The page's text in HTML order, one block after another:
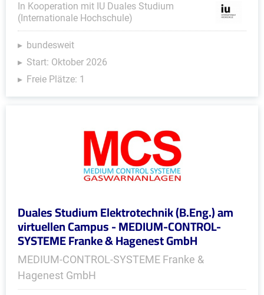
In Kooperation mit IU Duales Studium
(Internationale Hochschule)
bundesweit
Start: Oktober 2026
Freie Plätze: 1
Duales Studium Elektrotechnik (B.Eng.) am
virtuellen Campus - MEDIUM-CONTROL-
SYSTEME Franke & Hagenest GmbH
MEDIUM-CONTROL-SYSTEME Franke &
Hagenest GmbH